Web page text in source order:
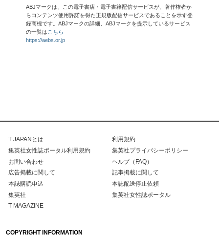
ABJマークは、この電子書店・電子書籍配信サービスが、著作権者か
らコンテンツ使用許諾を得た正規版配信サービスであることを示す登
録商標です。ABJマークの詳細、ABJマークを提示しているサービス
の一覧は こちら
https://aebs.or.jp
T JAPANとは
利用規約
集英社女性誌ポータル利用規約
集英社プライバシーポリシー
お問い合わせ
ヘルプ（FAQ）
広告掲載に関して
記事掲載に関して
本誌購読申込
本誌配送停止依頼
集英社
集英社女性誌ポータル
T MAGAZINE
COPYRIGHT INFORMATION